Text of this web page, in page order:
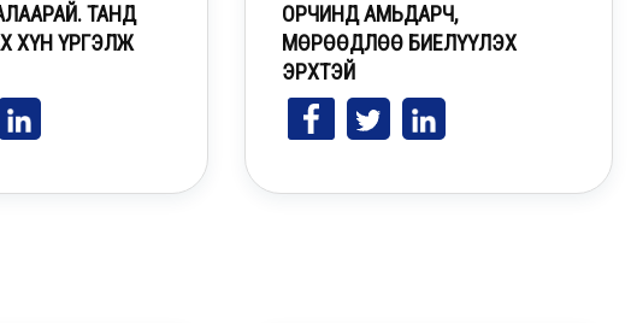
ХҮН ХУДАЛДААЛАХ ГЭМТ ХЭРГЭЭС
ТАНД
ХҮН ҮРГЭЛЖ
ОРЧИНД АМЬДАРЧ,
МӨРӨӨДЛӨӨ БИЕЛҮҮЛЭХ
ЭРХТЭЙ